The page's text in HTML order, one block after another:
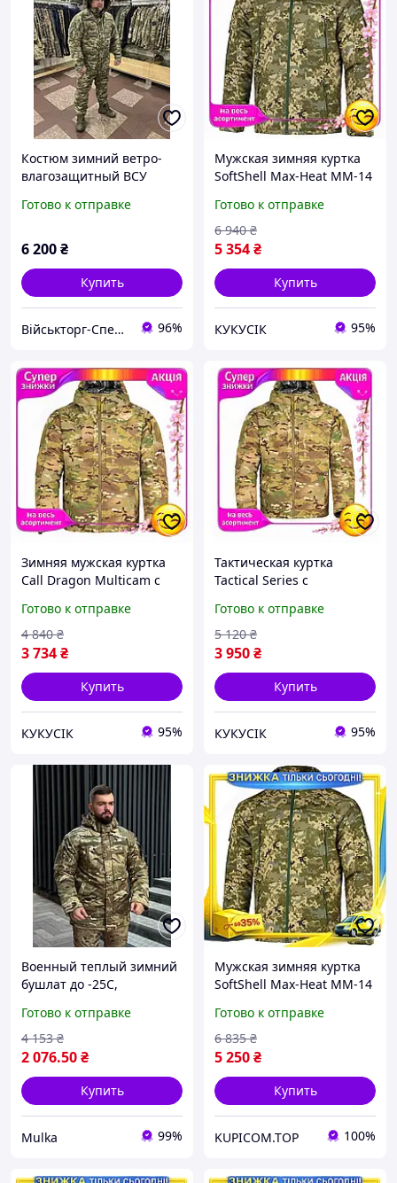
Костюм зимний ветро-
влагозащитный ВСУ
ММ-14 р.46(2)
Готово к отправке
6 200₴
Купить
Військторг-Спецодяг на Різдвяній | ТМ «Спецвік» 96%
Мужская зимняя куртка
SoftShell Max-Heat ММ-14
военнослужащих
утепленная с капюшоном
CI-88
Готово к отправке
5 354₴
6 940 ₴
Купить
КУКУСІК 95%
Зимняя мужская куртка
Call Dragon Multicam с
для военнослужащих
тактическая куртка CI-88
Готово к отправке
3 734₴
4 840 ₴
Купить
КУКУСІК 95%
Тактическая куртка
Tactical Series с
демисезонная для
мужчин весна осень
камуфляж M CI-88
Готово к отправке
3 950₴
5 120 ₴
Купить
КУКУСІК 95%
Военный теплый зимний
бушлат до -25С,
мультикам, тактический
бушлат мультикам 56
dscxn
Готово к отправке
2 076.50₴
4 153 ₴
Купить
Mulka 99%
Мужская зимняя куртка
SoftShell Max-Heat ММ-14
военнослужащих
утепленная с капюшоном
KU-22
Готово к отправке
5 250₴
6 835 ₴
Купить
KUPICOM.TOP 100%